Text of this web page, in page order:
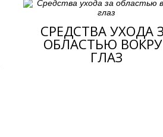
СРЕДСТВА УХОДА
ОБЛАСТЬЮ
ГЛАЗ